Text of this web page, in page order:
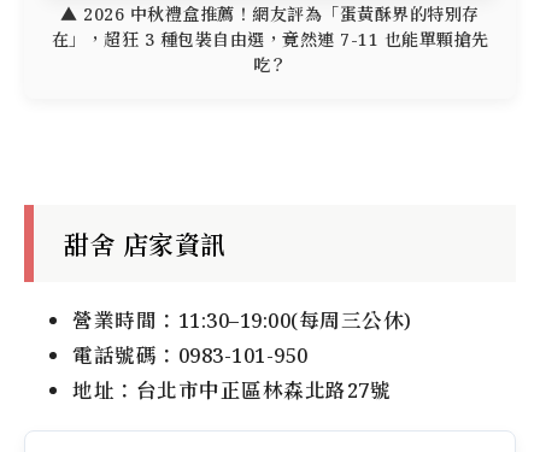
▲ 2026 中秋禮盒推薦！網友評為「蛋黃酥界的特別存
在」，超狂 3 種包裝自由選，竟然連 7-11 也能單顆搶先
吃？
甜舍 店家資訊
營業時間：11:30–19:00(每周三公休)
電話號碼：0983-101-950
地址：台北市中正區林森北路27號